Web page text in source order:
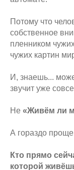
Потому что
собственное
пленником
чужих картин
И, знаешь...
звучит уже
Не «Живём ли
А гораздо
Кто прямо
которой